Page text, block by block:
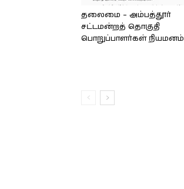
தலைமை – அம்பத்தூர்
சட்டமன்றத் தொகுதி
பொறுப்பாளர்கள் நியமனம்